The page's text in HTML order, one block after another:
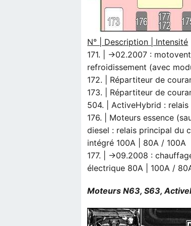
N° | Description | Intensité
171. | →02.2007 :
refroidissement (avec
172. | Répartiteur de
173. | Répartiteur de
504. | ActiveHybrid : relais
176. | Moteurs essence
diesel : relais principal du
intégré 100A | 80A / 100A
177. | →09.2008 :
électrique 80A | 100A /
Moteurs N63, S63,